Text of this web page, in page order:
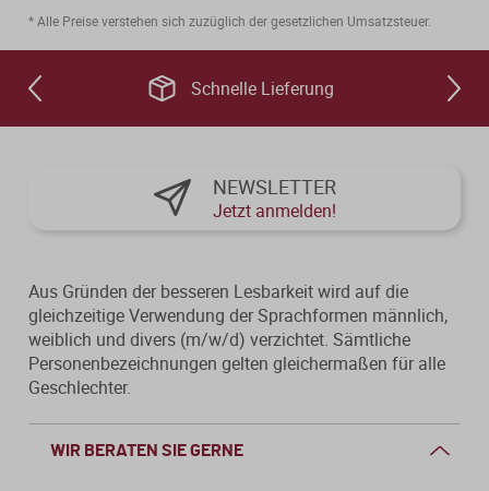
* Alle Preise verstehen sich zuzüglich der gesetzlichen Umsatzsteuer.
Schnelle Lieferung
WIR BERATEN SIE GERNE
NEWSLETTER
Jetzt anmelden!
Aus Gründen der besseren Lesbarkeit wird auf die
gleichzeitige Verwendung der Sprachformen männlich,
weiblich und divers (m/w/d) verzichtet. Sämtliche
Personenbezeichnungen gelten gleichermaßen für alle
Geschlechter.